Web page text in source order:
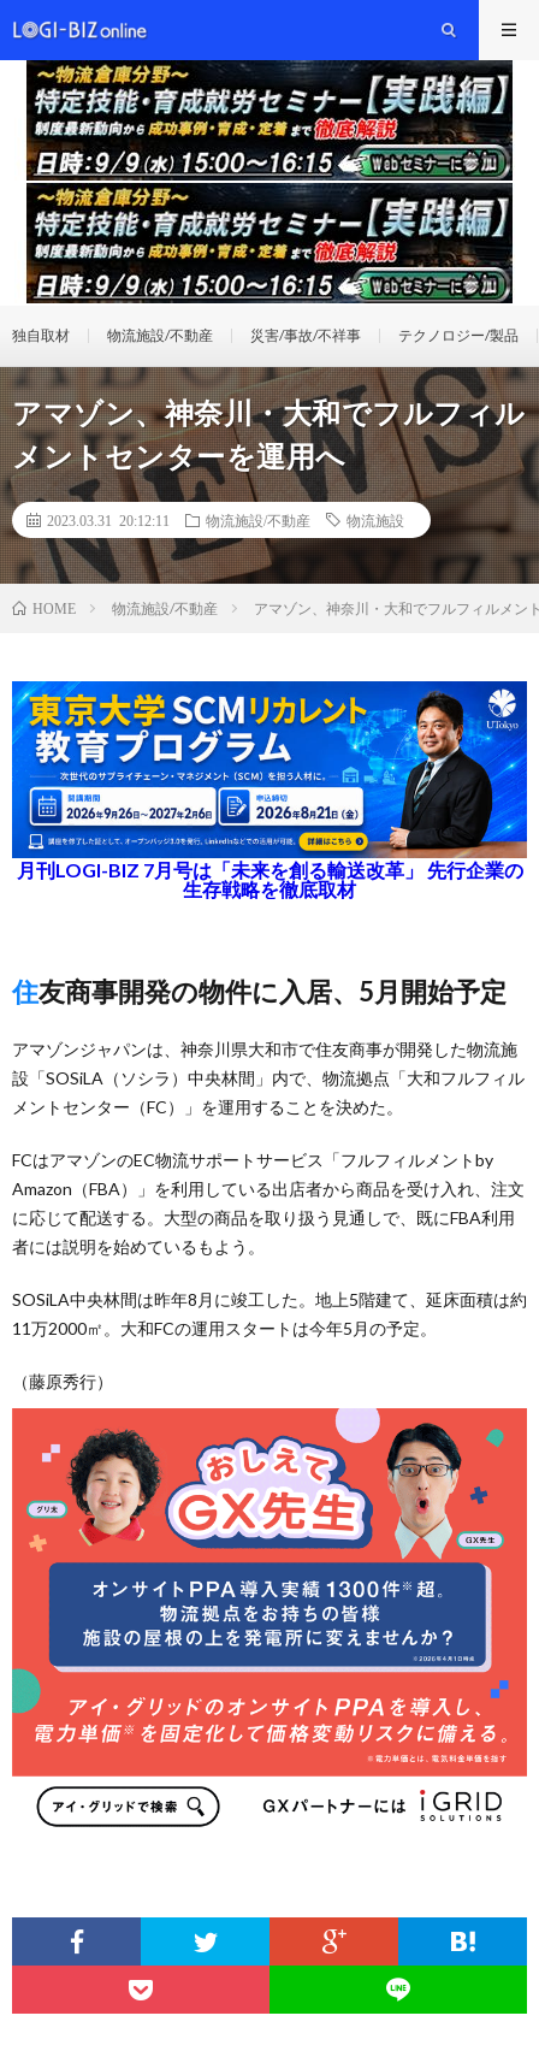
独自取材 物流施設/不動産 災害/事故/不祥事 テクノロジー/製品
アマゾン、神奈川・大和でフルフィル
メントセンターを運用へ
2023.03.31 20:12:11 物流施設/不動産 物流施設
HOME 物流施設/不動産 アマゾン、神奈川・大和でフルフィルメン
月刊LOGI-BIZ 7月号は「未来を創る輸送改革」 先行企業の
生存戦略を徹底取材
住友商事開発の物件に入居、5月開始予定
アマゾンジャパンは、神奈川県大和市で住友商事が開発した物流施
設「SOSiLA（ソシラ）中央林間」内で、物流拠点「大和フルフィル
メントセンター（FC）」を運用することを決めた。
FCはアマゾンのEC物流サポートサービス「フルフィルメントby
Amazon（FBA）」を利用している出店者から商品を受け入れ、注文
に応じて配送する。大型の商品を取り扱う見通しで、既にFBA利用
者には説明を始めているもよう。
SOSiLA中央林間は昨年8月に竣工した。地上5階建て、延床面積は約
11万2000㎡。大和FCの運用スタートは今年5月の予定。
（藤原秀行）